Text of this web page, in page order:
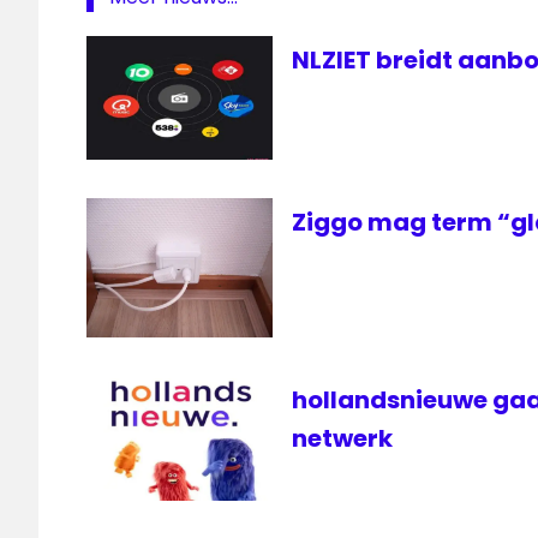
NLZIET breidt
Ziggo mag term
hollandsnieuwe
netwerk